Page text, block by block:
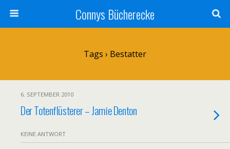
Connys Bücherecke
Tags › Bestatter
6. SEPTEMBER 2010
Der Totenflüsterer – Jamie Denton
KEINE ANTWORT